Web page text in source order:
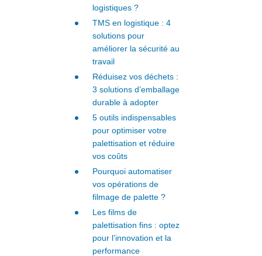
logistiques ?
TMS en logistique : 4
solutions pour
améliorer la sécurité au
travail
Réduisez vos déchets :
3 solutions d’emballage
durable à adopter
5 outils indispensables
pour optimiser votre
palettisation et réduire
vos coûts
Pourquoi automatiser
vos opérations de
filmage de palette ?
Les films de
palettisation fins : optez
pour l’innovation et la
performance